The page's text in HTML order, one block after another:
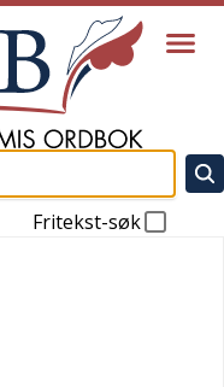
Fritekst-søk